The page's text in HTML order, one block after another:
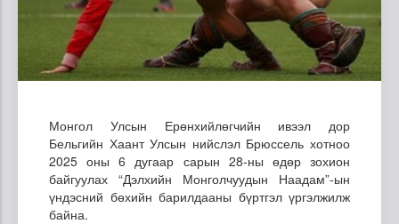
Монгол Улсын Ерөнхийлөгчийн ивээл дор
Бельгийн Хаант Улсын нийслэл Брюссель хотноо
2025 оны 6 дугаар сарын 28-ны өдөр зохион
байгуулах “Дэлхийн Монголчуудын Наадам”-ын
үндэсний бөхийн барилдааны бүртгэл үргэлжилж
байна.